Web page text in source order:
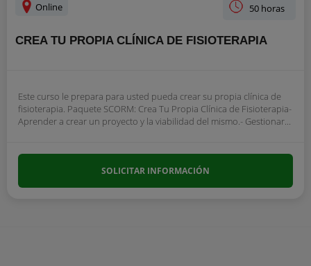
Online 50 horas
CREA TU PROPIA CLÍNICA DE FISIOTERAPIA
Este curso le prepara para usted pueda crear su propia clínica de
fisioterapia. Paquete SCORM: Crea Tu Propia Clínica de Fisioterapia-
Aprender a crear un proyecto y la viabilidad del mismo.- Gestionar...
SOLICITAR INFORMACIÓN